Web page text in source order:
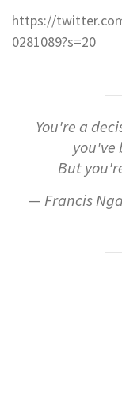
https://
0281089?s=20
You're a
you've
But
— Francis